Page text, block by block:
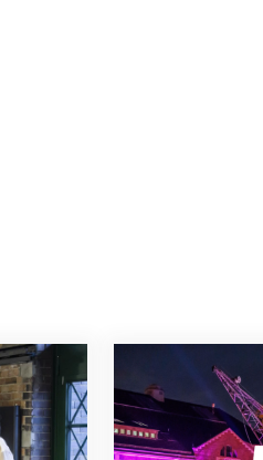
der MyWay 2025MyWay: Doing